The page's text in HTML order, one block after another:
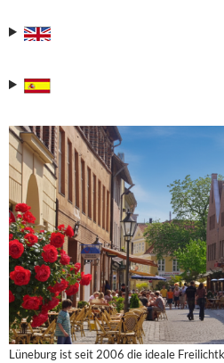
Lüneburg ist seit 2006 die ideale